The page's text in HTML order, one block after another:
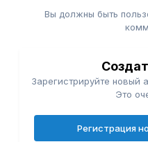
Вы должны быть
Зарегистрируйте новый
Это
Регистрация